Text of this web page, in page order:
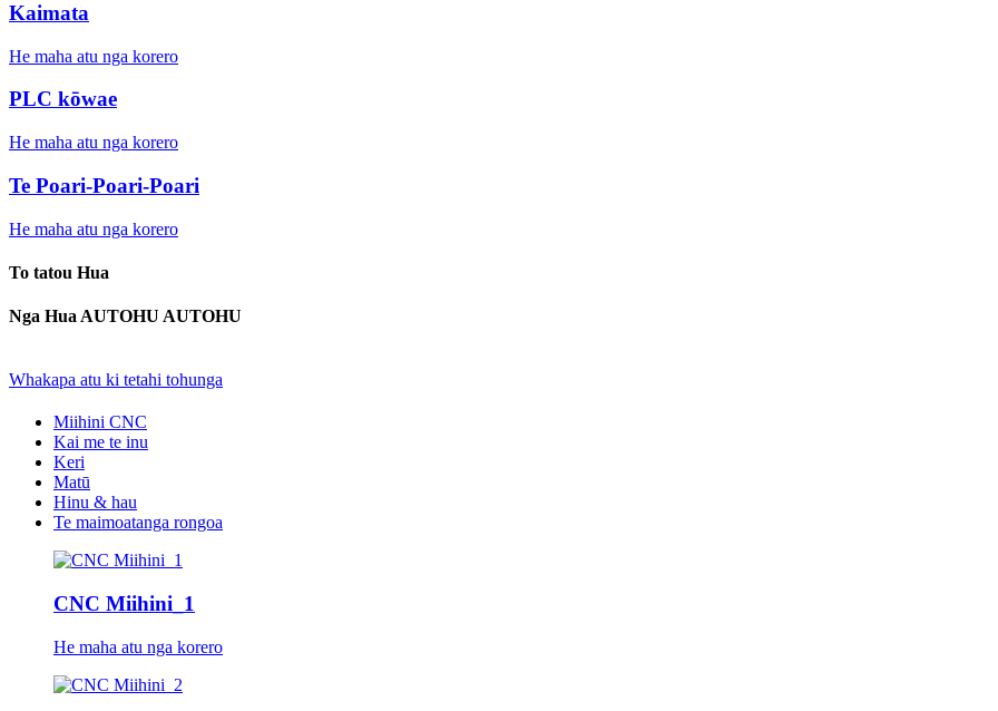
Kaimata
He maha atu nga korero
PLC kōwae
He maha atu nga korero
Te Poari-Poari-Poari
He maha atu nga korero
To tatou Hua
Nga Hua AUTOHU AUTOHU
Whakapa atu ki tetahi tohunga
Miihini CNC
Kai me te inu
Keri
Matū
Hinu & hau
Te maimoatanga rongoa
CNC Miihini_1
He maha atu nga korero